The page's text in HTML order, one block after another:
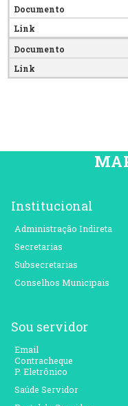
Institucional
Administração Indireta
Secretarias
Subsecretarias
Conselhos Municipais
Sou servidor
Email
Contracheque
P. Eletrônico
Saúde Servidor